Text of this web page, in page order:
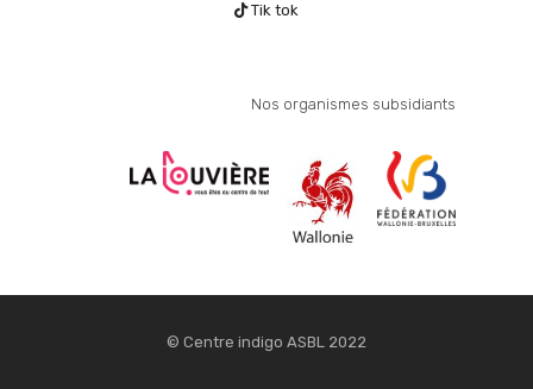
Tik tok
Nos organismes subsidiants
© Centre indigo ASBL 2022